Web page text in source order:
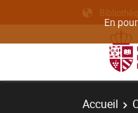
En
Accueil